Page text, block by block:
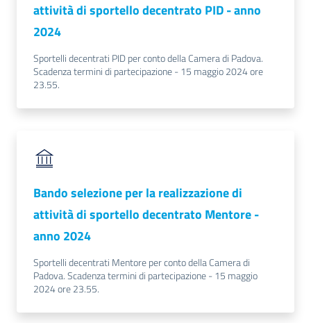
Contatti
tter
Stampa
attività di sportello decentrato PID - anno
2024
Sportelli decentrati PID per conto della Camera di Padova.
Scadenza termini di partecipazione - 15 maggio 2024 ore
23.55.
Bando selezione per la realizzazione di
attività di sportello decentrato Mentore -
anno 2024
Sportelli decentrati Mentore per conto della Camera di
Padova. Scadenza termini di partecipazione - 15 maggio
2024 ore 23.55.